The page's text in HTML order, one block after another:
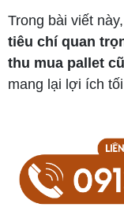
Trong bài viết
tiêu chí quan
thu mua pallet
mang lại lợi ích